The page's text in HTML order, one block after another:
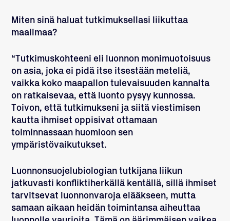
Miten sinä haluat tutkimuksellasi liikuttaa
maailmaa?
“Tutkimuskohteeni eli luonnon monimuotoisuus
on asia, joka ei pidä itse itsestään meteliä,
vaikka koko maapallon tulevaisuuden kannalta
on ratkaisevaa, että luonto pysyy kunnossa.
Toivon, että tutkimukseni ja siitä viestimisen
kautta ihmiset oppisivat ottamaan
toiminnassaan huomioon sen
ympäristövaikutukset.
Luonnonsuojelubiologian tutkijana liikun
jatkuvasti konfliktiherkällä kentällä, sillä ihmiset
tarvitsevat luonnonvaroja elääkseen, mutta
samaan aikaan heidän toimintansa aiheuttaa